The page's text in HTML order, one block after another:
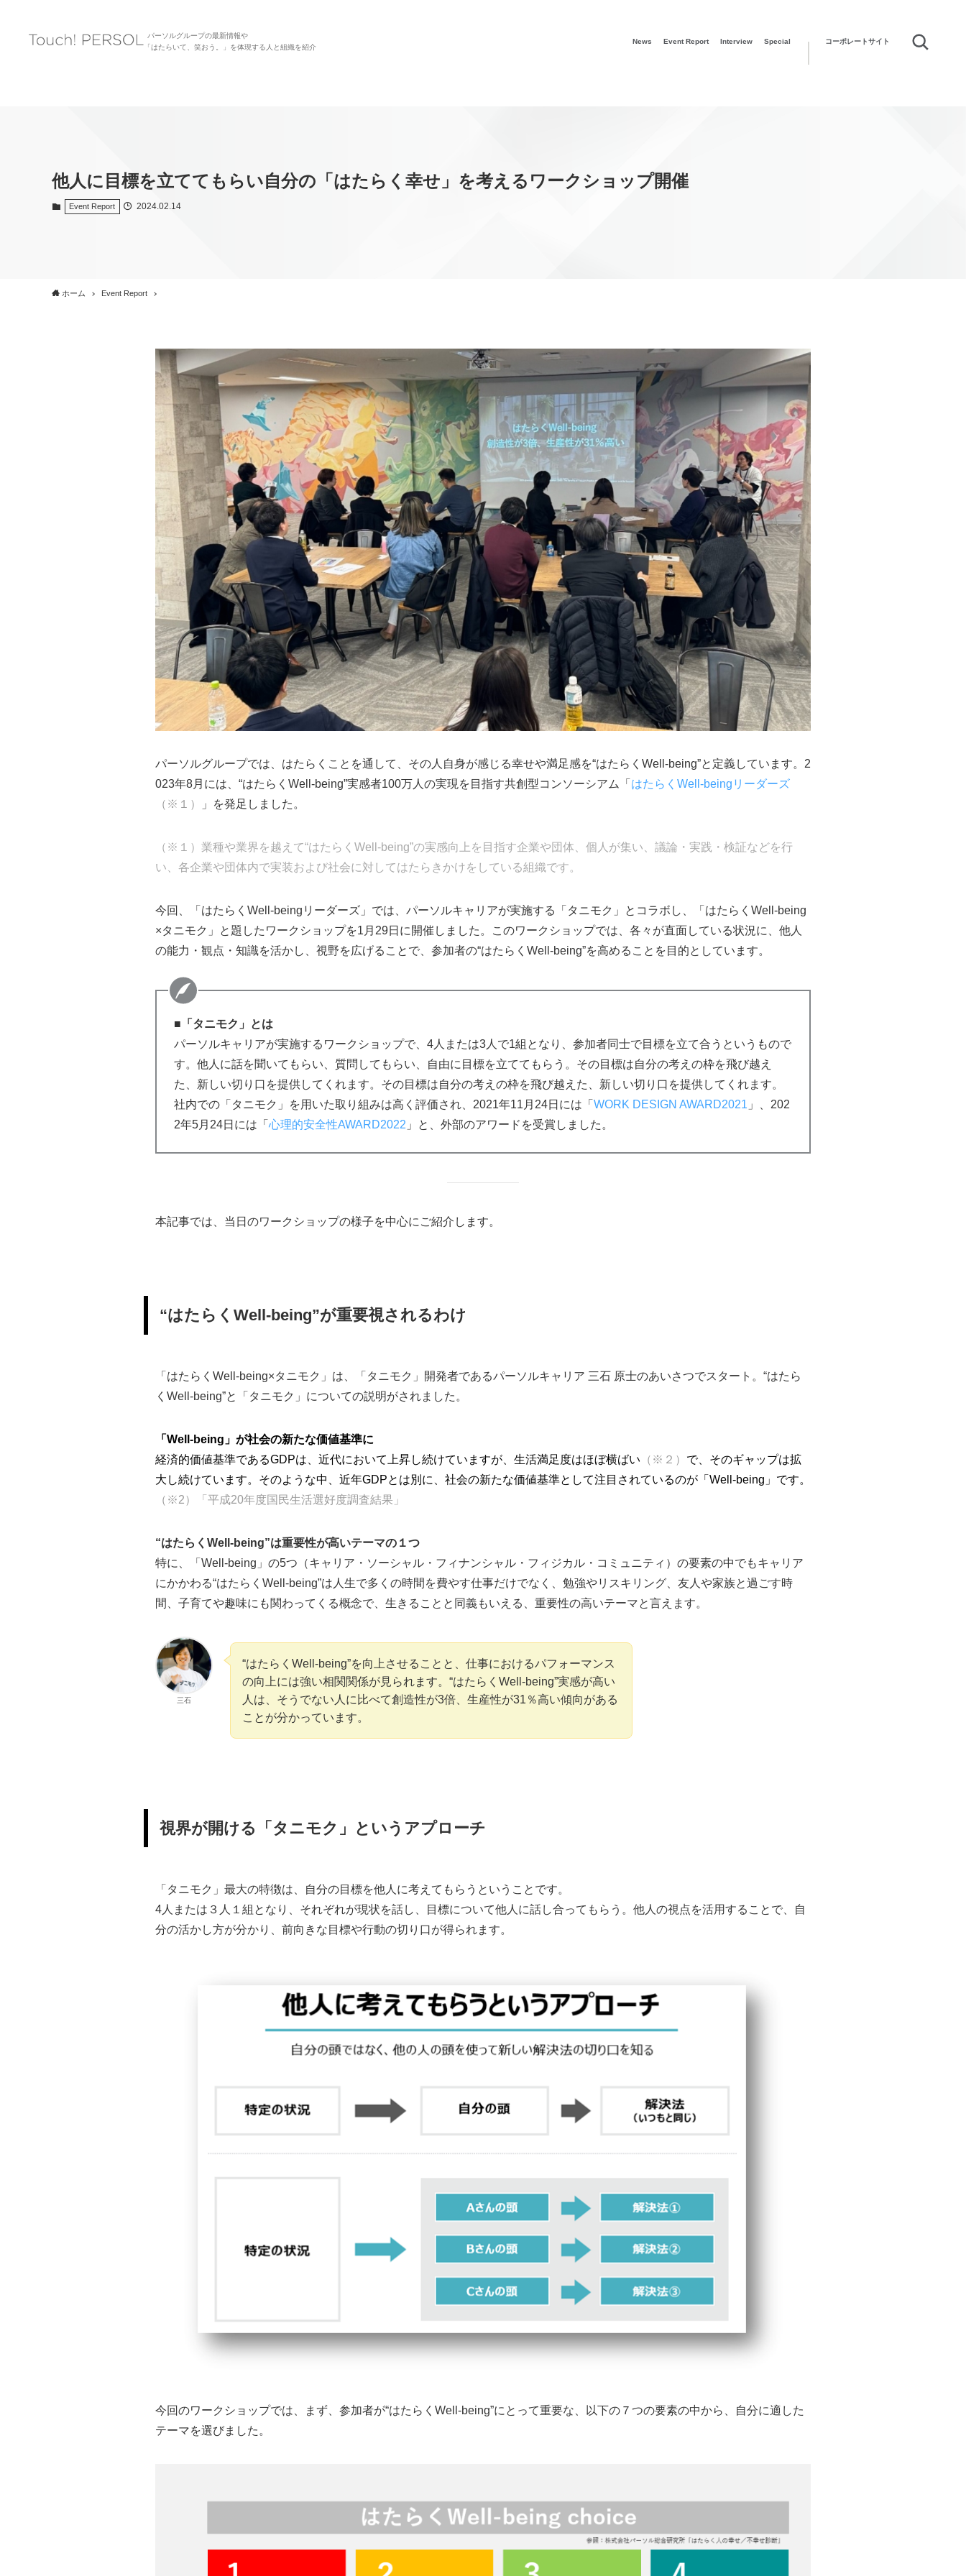
パーソルグループの最新情報や
「はたらいて、笑おう。」を体現する人と組織を紹介
News Event Report Interview Special コーポレートサイト
他人に目標を立ててもらい自分の「はたらく幸せ」を考えるワークショップ開催
Event Report 2024.02.14
ホーム Event Report
パーソルグループでは、はたらくことを通して、その人自身が感じる幸せや満足感を“はたらくWell-being”と定義しています。2
023年8月には、“はたらくWell-being”実感者100万人の実現を目指す共創型コンソーシアム「 はたらくWell-beingリーダーズ
（※１）
」を発足しました。
（※１）業種や業界を越えて“はたらくWell-being”の実感向上を目指す企業や団体、個人が集い、議論・実践・検証などを行
い、各企業や団体内で実装および社会に対してはたらきかけをしている組織です。
今回、「はたらくWell-beingリーダーズ」では、パーソルキャリアが実施する「タニモク」とコラボし、「はたらくWell-being
×タニモク」と題したワークショップを1月29日に開催しました。このワークショップでは、各々が直面している状況に、他人
の能力・観点・知識を活かし、視野を広げることで、参加者の“はたらくWell-being”を高めることを目的としています。
■ 「タニモク」とは
パーソルキャリアが実施するワークショップで、4人または3人で1組となり、参加者同士で目標を立て合うというもので
す。他人に話を聞いてもらい、質問してもらい、自由に目標を立ててもらう。その目標は自分の考えの枠を飛び越え
た、新しい切り口を提供してくれます。その目標は自分の考えの枠を飛び越えた、新しい切り口を提供してくれます。
社内での「タニモク」を用いた取り組みは高く評価され、2021年11月24日には「 WORK DESIGN AWARD2021 」、202
2年5月24日には「 心理的安全性AWARD2022 」と、外部のアワードを受賞しました。
本記事では、当日のワークショップの様子を中心にご紹介します。
“はたらくWell-being”が重要視されるわけ
「はたらくWell-being×タニモク」は、「タニモク」開発者であるパーソルキャリア 三石 原士のあいさつでスタート。“はたら
くWell-being”と「タニモク」についての説明がされました。
「Well-being」が社会の新たな価値基準に
経済的価値基準であるGDPは、近代において上昇し続けていますが、生活満足度はほぼ横ばい （※２） で、そのギャップは拡
大し続けています。そのような中、近年GDPとは別に、社会の新たな価値基準として注目されているのが「Well-being」です。
（※2）「平成20年度国民生活選好度調査結果」
“はたらくWell-being”は重要性が高いテーマの１つ
特に、「Well-being」の5つ（キャリア・ソーシャル・フィナンシャル・フィジカル・コミュニティ）の要素の中でもキャリア
にかかわる“はたらくWell-being”は人生で多くの時間を費やす仕事だけでなく、勉強やリスキリング、友人や家族と過ごす時
間、子育てや趣味にも関わってくる概念で、生きることと同義もいえる、重要性の高いテーマと言えます。
三石
“はたらくWell-being”を向上させることと、仕事におけるパフォーマンス
の向上には強い相関関係が見られます。“はたらくWell-being”実感が高い
人は、そうでない人に比べて創造性が3倍、生産性が31％高い傾向がある
ことが分かっています。
視界が開ける「タニモク」というアプローチ
「タニモク」最大の特徴は、自分の目標を他人に考えてもらうということです。
4人または３人１組となり、それぞれが現状を話し、目標について他人に話し合ってもらう。他人の視点を活用することで、自
分の活かし方が分かり、前向きな目標や行動の切り口が得られます。
今回のワークショップでは、まず、参加者が“はたらくWell-being”にとって重要な、以下の７つの要素の中から、自分に適した
テーマを選びました。